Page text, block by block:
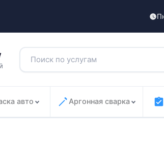
авто Аргонная сварка